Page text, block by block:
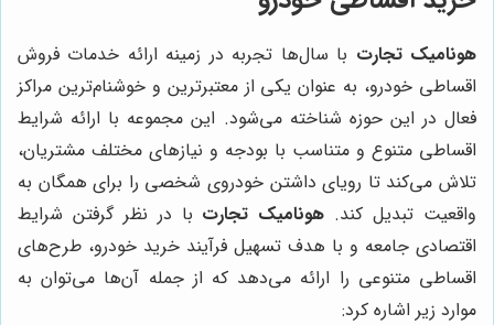
هونامیک تجارت با سال‌ها تجربه در زمینه ارائه خدمات فروش
اقساطی خودرو، به عنوان یکی از معتبرترین و خوشنام‌ترین مراکز
فعال در این حوزه شناخته می‌شود. این مجموعه با ارائه شرایط
اقساطی متنوع و متناسب با بودجه و نیازهای مختلف مشتریان،
تلاش می‌کند تا رویای داشتن خودروی شخصی را برای همگان به
واقعیت تبدیل کند. هونامیک تجارت با در نظر گرفتن شرایط
اقتصادی جامعه و با هدف تسهیل فرآیند خرید خودرو، طرح‌های
اقساطی متنوعی را ارائه می‌دهد که از جمله آن‌ها می‌توان به
موارد زیر اشاره کرد: